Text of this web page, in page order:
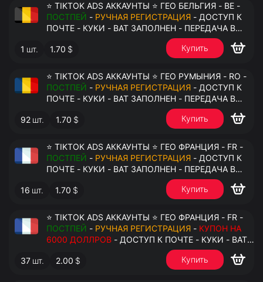
⭐ TIKTOK ADS АККАУНТЫ ⭐ ГЕО БЕЛЬГИЯ - BE -
ПОСТПЕЙ - РУЧНАЯ РЕГИСТРАЦИЯ - ДОСТУП К
ПОЧТЕ - КУКИ - ВАТ ЗАПОЛНЕН - ПЕРЕДАЧА В
1 шт. 1.70 $ Купить
⭐ TIKTOK ADS АККАУНТЫ ⭐ ГЕО РУМЫНИЯ - RO -
ПОСТПЕЙ - РУЧНАЯ РЕГИСТРАЦИЯ - ДОСТУП К
ПОЧТЕ - КУКИ - ВАТ ЗАПОЛНЕН - ПЕРЕДАЧА В
92 шт. 1.70 $ Купить
⭐ TIKTOK ADS АККАУНТЫ ⭐ ГЕО ФРАНЦИЯ - FR -
ПОСТПЕЙ - РУЧНАЯ РЕГИСТРАЦИЯ
ПОЧТЕ - КУКИ - ВАТ ЗАПОЛНЕН - ПЕРЕДАЧА В
16 шт. 1.70 $ Купить
⭐ TIKTOK ADS АККАУНТЫ ⭐ ГЕО ФРАНЦИЯ - FR -
ПОСТПЕЙ - РУЧНАЯ РЕГИСТРАЦИЯ - КУПОН НА
6000 ДОЛЛРОВ - ДОСТУП К ПОЧТЕ - КУКИ - ВАТ
ЗАПОЛНЕН - ПЕРЕДАЧА В АНТИДЕТЕКТ
37 шт. 2.00 $ Купить